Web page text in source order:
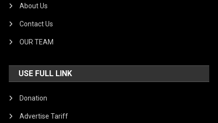
About Us
Contact Us
OUR TEAM
USE FULL LINK
Donation
Advertise Tariff